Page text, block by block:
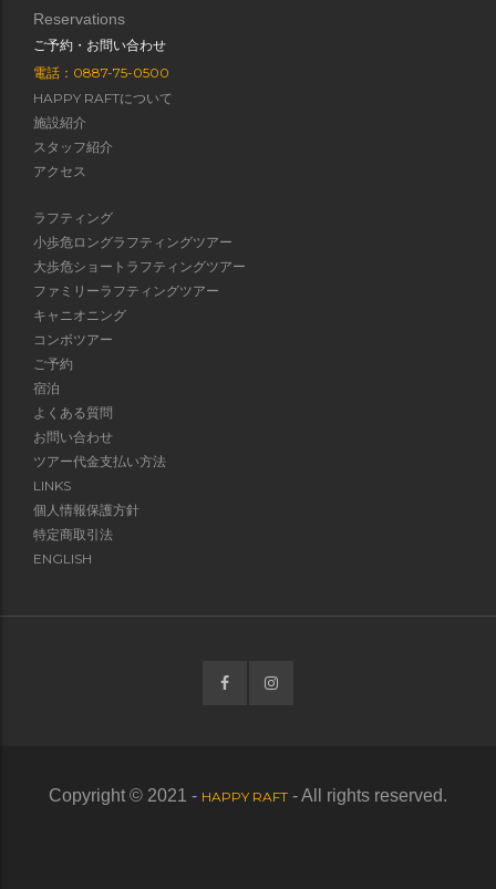
Reservations
ご予約・お問い合わせ
電話：0887-75-0500
HAPPY RAFTについて
施設紹介
スタッフ紹介
アクセス
ラフティング
小歩危ロングラフティングツアー
大歩危ショートラフティングツアー
ファミリーラフティングツアー
キャニオニング
コンボツアー
ご予約
宿泊
よくある質問
お問い合わせ
ツアー代金支払い方法
LINKS
個人情報保護方針
特定商取引法
ENGLISH
Copyright © 2021 - HAPPY RAFT - All rights reserved.